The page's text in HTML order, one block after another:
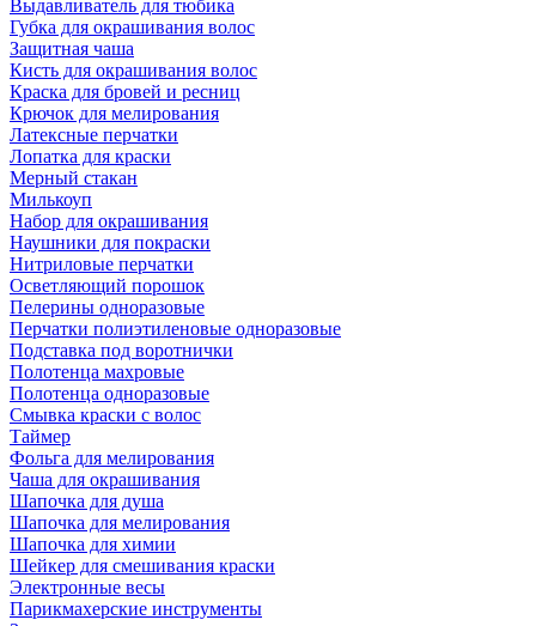
Выдавливатель для тюбика
Губка для окрашивания волос
Защитная чаша
Кисть для окрашивания волос
Краска для бровей и ресниц
Крючок для мелирования
Латексные перчатки
Лопатка для краски
Мерный стакан
Милькоуп
Набор для окрашивания
Наушники для покраски
Нитриловые перчатки
Осветляющий порошок
Пелерины одноразовые
Перчатки полиэтиленовые одноразовые
Подставка под воротнички
Полотенца махровые
Полотенца одноразовые
Смывка краски с волос
Таймер
Фольга для мелирования
Чаша для окрашивания
Шапочка для душа
Шапочка для мелирования
Шапочка для химии
Шейкер для смешивания краски
Электронные весы
Парикмахерские инструменты